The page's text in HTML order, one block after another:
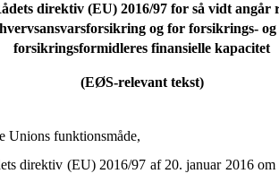
direktiv (EU) 2016/97 for så vidt angår
og for forsikrings- og
forsikringsformidleres finansielle kapacitet
(EØS-relevant tekst)
Unions funktionsmåde,
direktiv (EU) 2016/97 af 20. januar 2016